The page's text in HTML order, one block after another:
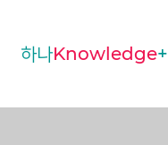
하나Knowledge+